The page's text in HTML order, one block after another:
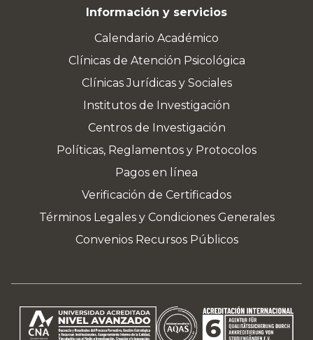
Información y servicios
Calendario Académico
Clínicas de Atención Psicológica
Clínicas Jurídicas y Sociales
Institutos de Investigación
Centros de Investigación
Políticas, Reglamentos y Protocolos
Pagos en línea
Verificación de Certificados
Términos Legales y Condiciones Generales
Convenios Recursos Públicos